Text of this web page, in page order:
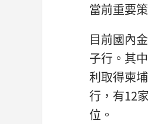
當前重要
目前國內
子行。其
利取得柬
行，有12
位。